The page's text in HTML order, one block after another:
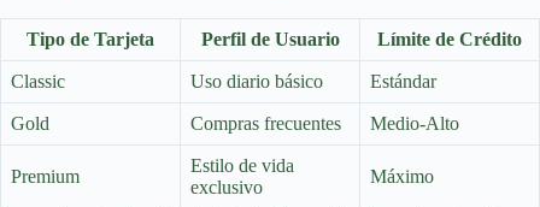
Tipo de Tarjeta Perfil de Usuario Límite de Crédito
Classic Uso diario básico Estándar
Gold Compras frecuentes Medio-Alto
Premium
Estilo de vida
exclusivo
Máximo